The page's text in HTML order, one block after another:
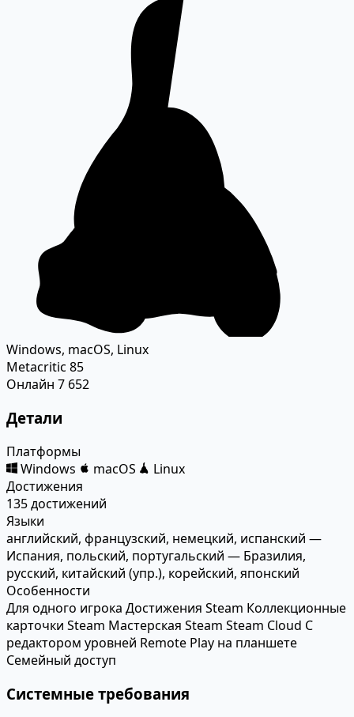
Windows, macOS, Linux
Metacritic 85
Онлайн 7 652
Детали
Платформы
Windows
macOS
Linux
Достижения
135 достижений
Языки
английский, французский, немецкий, испанский —
Испания, польский, португальский — Бразилия,
русский, китайский (упр.), корейский, японский
Особенности
Для одного игрока Достижения Steam Коллекционные
карточки Steam Мастерская Steam Steam Cloud С
редактором уровней Remote Play на планшете
Семейный доступ
Системные требования